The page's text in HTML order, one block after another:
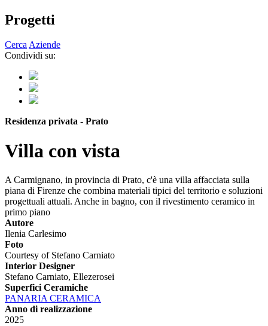
Progetti
CercaAziende
Condividi su:
Residenza privata - Prato
Villa con vista
A Carmignano, in provincia di Prato, c'è una villa affacciata sulla
piana di Firenze che combina materiali tipici del territorio e soluzioni
progettuali attuali. Anche in bagno, con il rivestimento ceramico in
primo piano
Autore
Ilenia Carlesimo
Foto
Courtesy of Stefano Carniato
Interior Designer
Stefano Carniato, Ellezerosei
Superfici Ceramiche
PANARIA CERAMICA
Anno di realizzazione
2025